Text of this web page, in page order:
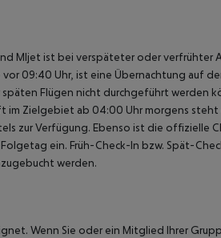
Mljet ist bei verspäteter oder verfrühter
09:40 Uhr, ist eine Übernachtung auf
Flügen nicht durchgeführt werden
im Zielgebiet ab 04:00 Uhr morgens steht
zur Verfügung. Ebenso ist die offizielle
ein. Früh-Check-In bzw. Spät-
werden.
Wenn Sie oder ein Mitglied Ihrer